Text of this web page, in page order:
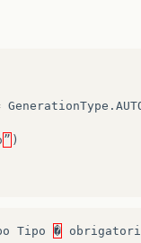
GenerationType .
” )
Tipo �